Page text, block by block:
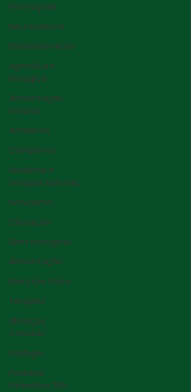
Promoções
Neurociência
Entretenimento
Agricultura
biológica
Alimentação
natural
Ambiente
Campismo
Medicina e
terapias naturais
Naturismo
Educação
Sem categoria
Alimentação
Exercício físico
Terapias
Almoços
Convívio
Fitologia
Passeios
Pedestres SPN